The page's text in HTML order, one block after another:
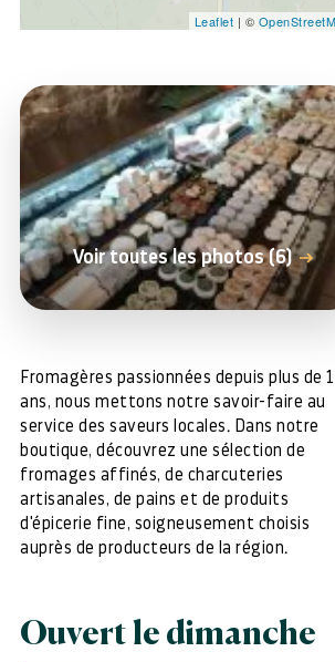
Leaflet | ©
Voir toutes les photos (6)
Fromagères passionnées depuis plus de
ans, nous mettons notre savoir-faire au
service des saveurs locales. Dans notre
boutique, découvrez une sélection de
fromages affinés, de charcuteries
artisanales, de pains et de produits
d'épicerie fine, soigneusement choisis
auprès de producteurs de la région.
Ouvert le dimanche